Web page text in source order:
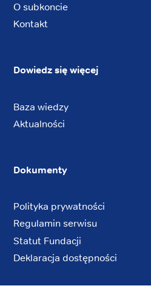
O subkoncie
Kontakt
Dowiedz się więcej
Baza wiedzy
Aktualności
Dokumenty
Polityka prywatności
Regulamin serwisu
Statut Fundacji
Deklaracja dostępności